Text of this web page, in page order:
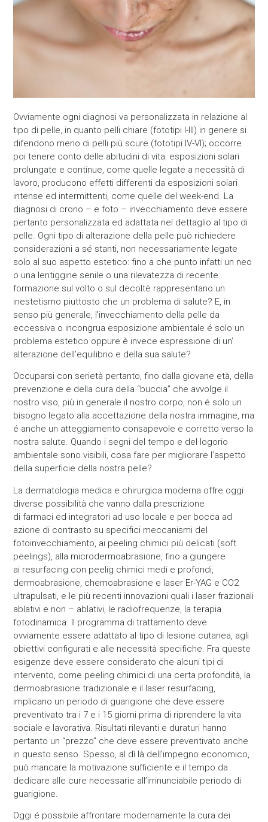
Ovviamente ogni diagnosi va personalizzata in relazione al
tipo di pelle, in quanto pelli chiare (fototipi I-III) in genere si
difendono meno di pelli più scure (fototipi IV-VI); occorre
poi tenere conto delle abitudini di vita: esposizioni solari
prolungate e continue, come quelle legate a necessità di
lavoro, producono effetti differenti da esposizioni solari
intense ed intermittenti, come quelle del week-end. La
diagnosi di crono – e foto – invecchiamento deve essere
pertanto personalizzata ed adattata nel dettaglio al tipo di
pelle. Ogni tipo di alterazione della pelle può richiedere
considerazioni a sé stanti, non necessariamente legate
solo al suo aspetto estetico: fino a che punto infatti un neo
o una lentiggine senile o una rilevatezza di recente
formazione sul volto o sul decoltè rappresentano un
inestetismo piuttosto che un problema di salute? E, in
senso più generale, l’invecchiamento della pelle da
eccessiva o incongrua esposizione ambientale é solo un
problema estetico oppure è invece espressione di un’
alterazione dell’equilibrio e della sua salute?
Occuparsi con serietà pertanto, fino dalla giovane età, della
prevenzione e della cura della “buccia” che avvolge il
nostro viso, più in generale il nostro corpo, non é solo un
bisogno legato alla accettazione della nostra immagine, ma
é anche un atteggiamento consapevole e corretto verso la
nostra salute. Quando i segni del tempo e del logorio
ambientale sono visibili, cosa fare per migliorare l’aspetto
della superficie della nostra pelle?
La dermatologia medica e chirurgica moderna offre oggi
diverse possibilità che vanno dalla prescrizione
di farmaci ed integratori ad uso locale e per bocca ad
azione di contrasto su specifici meccanismi del
fotoinvecchiamento, ai peeling chimici più delicati (soft
peelings), alla microdermoabrasione, fino a giungere
ai resurfacing con peelig chimici medi e profondi,
dermoabrasione, chemoabrasione e laser Er-YAG e CO2
ultrapulsati, e le più recenti innovazioni quali i laser frazionali
ablativi e non – ablativi, le radiofrequenze, la terapia
fotodinamica. Il programma di trattamento deve
ovviamente essere adattato al tipo di lesione cutanea, agli
obiettivi configurati e alle necessità specifiche. Fra queste
esigenze deve essere considerato che alcuni tipi di
intervento, come peeling chimici di una certa profondità, la
dermoabrasione tradizionale e il laser resurfacing,
implicano un periodo di guarigione che deve essere
preventivato tra i 7 e i 15 giorni prima di riprendere la vita
sociale e lavorativa. Risultati rilevanti e duraturi hanno
pertanto un “prezzo” che deve essere preventivato anche
in questo senso. Spesso, al dì là dell’impegno economico,
può mancare la motivazione sufficiente e il tempo da
dedicare alle cure necessarie all’irrinunciabile periodo di
guarigione.
Oggi é possibile affrontare modernamente la cura dei